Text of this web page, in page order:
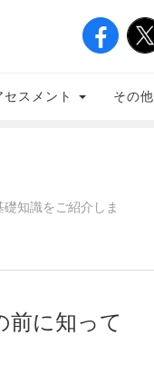
セスメント その他
知識をご紹介しま
前に知って